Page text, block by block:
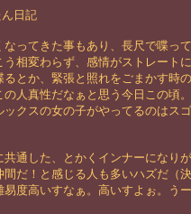
ん日記
ってきた事もあり、長尺で喋っ
相変わらず、感情がストレート
とか、緊張と照れをごまかす時
人真性だなぁと思う今日この頃
クスの女の子がやってるのはス
通した、とかくインナーになり
だ！と感じる人も多いハズだ（
易度高いすなぁ。高いすよぉ。う